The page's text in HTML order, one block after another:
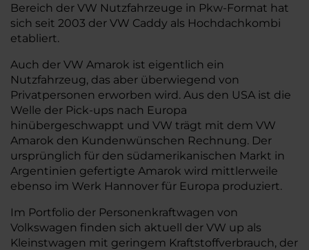
Bereich der VW Nutzfahrzeuge in Pkw-Format hat
sich seit 2003 der VW Caddy als Hochdachkombi
etabliert.
Auch der VW Amarok ist eigentlich ein
Nutzfahrzeug, das aber überwiegend von
Privatpersonen erworben wird. Aus den USA ist die
Welle der Pick-ups nach Europa
hinübergeschwappt und VW trägt mit dem VW
Amarok den Kundenwünschen Rechnung. Der
ursprünglich für den südamerikanischen Markt in
Argentinien gefertigte Amarok wird mittlerweile
ebenso im Werk Hannover für Europa produziert.
Im Portfolio der Personenkraftwagen von
Volkswagen finden sich aktuell der VW up als
Kleinstwagen mit geringem Kraftstoffverbrauch, der